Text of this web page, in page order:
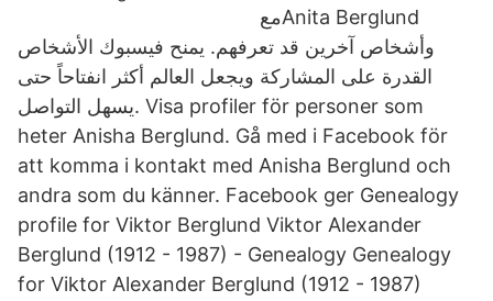
مع ‏‎Anita Berglund‎‏
وأشخاص آخرين قد تعرفهم. يمنح فيسبوك الأشخاص
القدرة على المشاركة ويجعل العالم أكثر انفتاحاً حتى
يسهل التواصل. Visa profiler för personer som
heter Anisha Berglund. Gå med i Facebook för
att komma i kontakt med Anisha Berglund och
andra som du känner. Facebook ger Genealogy
profile for Viktor Berglund Viktor Alexander
Berglund (1912 - 1987) - Genealogy Genealogy
for Viktor Alexander Berglund (1912 - 1987)